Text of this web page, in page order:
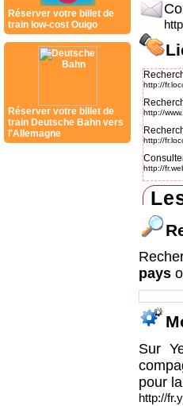
Réserver votre billet de
train low-cost Ouigo
Réserver votre billet de
train Deutsche Bahn vers
l'Allemagne
http://
http://
http://
http://
pays
Sur
pour
http://